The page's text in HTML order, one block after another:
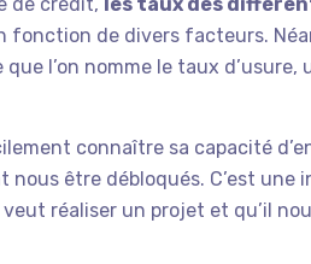
fonction de divers facteurs.
que l’on nomme le taux
connaître sa capacité
être débloqués. C’est une
réaliser un projet et qu’il